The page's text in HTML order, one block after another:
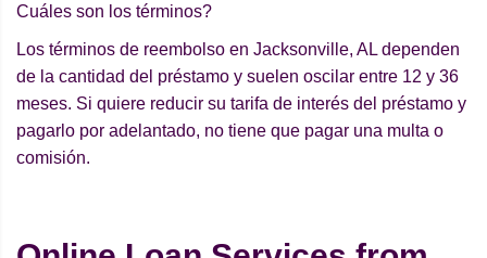
Cuáles son los términos?
Los términos de reembolso en Jacksonville, AL dependen
de la cantidad del préstamo y suelen oscilar entre 12 y 36
meses. Si quiere reducir su tarifa de interés del préstamo y
pagarlo por adelantado, no tiene que pagar una multa o
comisión.